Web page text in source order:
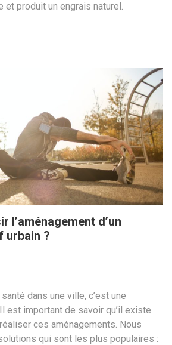
et produit un engrais naturel.
l’aménagement d’un
urbain ?
dans une ville, c’est une
est important de savoir qu’il existe
ces aménagements. Nous
qui sont les plus populaires :